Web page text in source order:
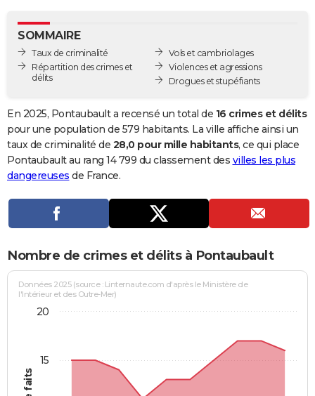
GUIDES D'ACHAT
BONS PLANS
Carte de Noël
Carte Bonne année
Carte Saint-Valentin
Carte Pâques
Carte d'anniversaire
DICTIONNAIRE
Dictionnaire
Biographies
Citations
Expressions
Proverbes
PROGRAMME TV
Se connecter
Entreprises
Service militaire
Avis de recherche
AVIS DE DÉCÈS
Bricolage
Lifestyle
Culture
Sport
Auto
Television
Voyage
Cinema
SOMMAIRE
Taux de criminalité
Répartition des crimes et
délits
Vols et cambriolages
Violences et agressions
Drogues et stupéfiants
En 2025, Pontaubault a recensé un total de 16 crimes et délits
pour une population de 579 habitants. La ville affiche ainsi un
taux de criminalité de 28,0 pour mille habitants, ce qui place
Pontaubault au rang 14 799 du classement des villes les plus
dangereuses de France.
Nombre de crimes et délits à Pontaubault
Données 2025 (source : Linternaute.com d'après le Ministère de
l'Intérieur et des Outre-Mer)
15
20